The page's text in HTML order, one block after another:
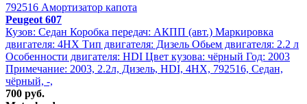
792516 Амортизатор капота
Peugeot 607
Кузов: Седан Коробка передач: АКПП (авт.) Маркировка
двигателя: 4HX Тип двигателя: Дизель Обьем двигателя: 2.2 л
Особенности двигателя: HDI Цвет кузова: чёрный Год: 2003
Примечание: 2003, 2.2л, Дизель, HDI, 4HX, 792516, Седан,
чёрный, -,
700 руб.